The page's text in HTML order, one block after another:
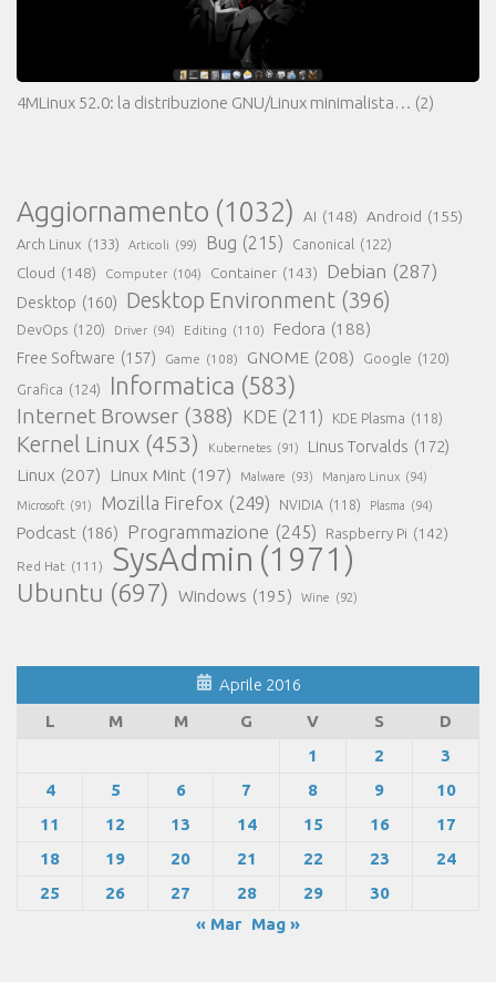
4MLinux 52.0: la distribuzione GNU/Linux minimalista… (2)
Aggiornamento (1032) AI (148) Android (155)
Arch Linux (133) Articoli (99) Bug (215) Canonical (122)
Cloud (148) Computer (104) Container (143) Debian (287)
Desktop (160) Desktop Environment (396)
DevOps (120) Driver (94) Editing (110) Fedora (188)
Free Software (157) Game (108) GNOME (208) Google (120)
Grafica (124) Informatica (583)
Internet Browser (388) KDE (211) KDE Plasma (118)
Kernel Linux (453) Kubernetes (91) Linus Torvalds (172)
Linux (207) Linux Mint (197) Malware (93) Manjaro Linux (94)
Microsoft (91) Mozilla Firefox (249) NVIDIA (118) Plasma (94)
Podcast (186) Programmazione (245) Raspberry Pi (142)
Red Hat (111) SysAdmin (1971)
Ubuntu (697) Windows (195) Wine (92)
Aprile 2016
L
M M G V S
D
1
2
3
4
5 6 7 8 9
10
11
12 13 14 15 16
17
18
19 20 21 22 23
24
25
26 27 28 29
30
« Mar Mag »